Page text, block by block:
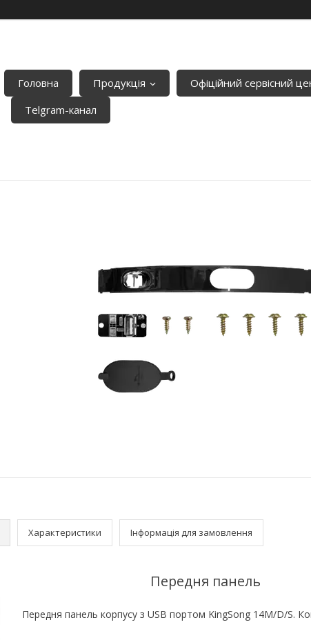
Головна Продукція Офіційний сервісний
Telgram-канал
Характеристики Інформація для замовлення
Передня панель
Передня панель корпусу з USB портом KingSong 14M/D/S.